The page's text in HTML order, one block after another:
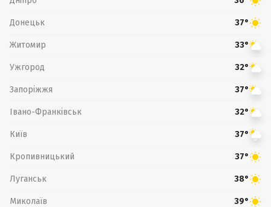
Донецьк 37°
Житомир 33°
Ужгород 32°
Запоріжжя 37°
Івано-Франківськ 32°
Київ 37°
Кропивницький 37°
Луганськ 38°
Миколаїв 39°